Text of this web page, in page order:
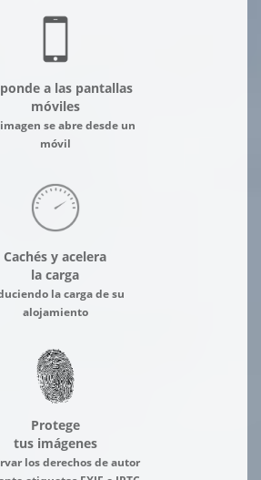
a las pantallas
móviles
se abre desde un
móvil
Cachés y acelera
la carga
la carga de su
alojamiento
Protege
tus imágenes
los derechos de autor